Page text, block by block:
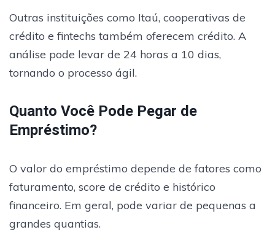
Outras instituições como Itaú, cooperativas de
crédito e fintechs também oferecem crédito. A
análise pode levar de 24 horas a 10 dias,
tornando o processo ágil.
Quanto Você Pode Pegar de
Empréstimo?
O valor do empréstimo depende de fatores como
faturamento, score de crédito e histórico
financeiro. Em geral, pode variar de pequenas a
grandes quantias.